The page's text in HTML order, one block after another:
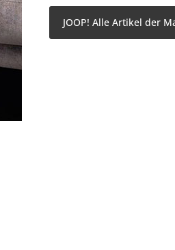
JOOP! Alle Artikel der